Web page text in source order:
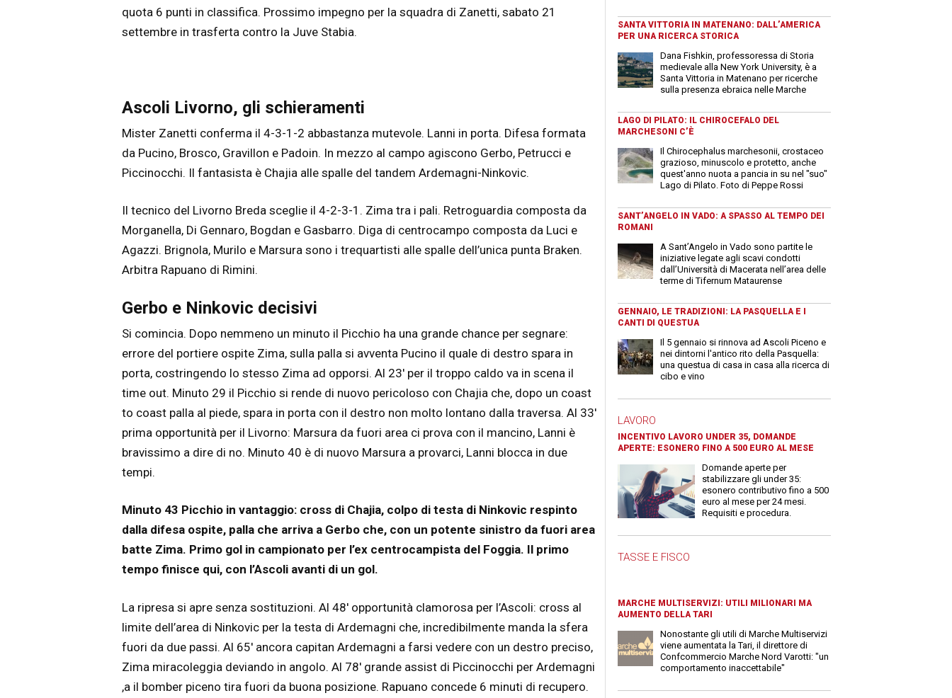
quota 6 punti in classifica. Prossimo impegno per la squadra di Zanetti, sabato 21
settembre in trasferta contro la Juve Stabia.
Ascoli Livorno, gli schieramenti
Mister Zanetti conferma il 4-3-1-2 abbastanza mutevole. Lanni in porta. Difesa formata
da Pucino, Brosco, Gravillon e Padoin. In mezzo al campo agiscono Gerbo, Petrucci e
Piccinocchi. Il fantasista è Chajia alle spalle del tandem Ardemagni-Ninkovic.
Il tecnico del Livorno Breda sceglie il 4-2-3-1. Zima tra i pali. Retroguardia composta da
Morganella, Di Gennaro, Bogdan e Gasbarro. Diga di centrocampo composta da Luci e
Agazzi. Brignola, Murilo e Marsura sono i trequartisti alle spalle dell’unica punta Braken.
Arbitra Rapuano di Rimini.
Gerbo e Ninkovic decisivi
Si comincia. Dopo nemmeno un minuto il Picchio ha una grande chance per segnare:
errore del portiere ospite Zima, sulla palla si avventa Pucino il quale di destro spara in
porta, costringendo lo stesso Zima ad opporsi. Al 23′ per il troppo caldo va in scena il
time out. Minuto 29 il Picchio si rende di nuovo pericoloso con Chajia che, dopo un coast
to coast palla al piede, spara in porta con il destro non molto lontano dalla traversa. Al 33′
prima opportunità per il Livorno: Marsura da fuori area ci prova con il mancino, Lanni è
bravissimo a dire di no. Minuto 40 è di nuovo Marsura a provarci, Lanni blocca in due
tempi.
Minuto 43 Picchio in vantaggio: cross di Chajia, colpo di testa di Ninkovic respinto
dalla difesa ospite, palla che arriva a Gerbo che, con un potente sinistro da fuori area
batte Zima. Primo gol in campionato per l’ex centrocampista del Foggia. Il primo
tempo finisce qui, con l’Ascoli avanti di un gol.
La ripresa si apre senza sostituzioni. Al 48′ opportunità clamorosa per l’Ascoli: cross al
limite dell’area di Ninkovic per la testa di Ardemagni che, incredibilmente manda la sfera
fuori da due passi. Al 65′ ancora capitan Ardemagni a farsi vedere con un destro preciso,
Zima miracoleggia deviando in angolo. Al 78′ grande assist di Piccinocchi per Ardemagni
,a il bomber piceno tira fuori da buona posizione. Rapuano concede 6 minuti di recupero.
SANTA VITTORIA IN MATENANO: DALL’AMERICA
PER UNA RICERCA STORICA
Dana Fishkin, professoressa di Storia
medievale alla New York University, è a
Santa Vittoria in Matenano per ricerche
sulla presenza ebraica nelle Marche
LAGO DI PILATO: IL CHIROCEFALO DEL
MARCHESONI C’È
Il Chirocephalus marchesonii, crostaceo
grazioso, minuscolo e protetto, anche
quest'anno nuota a pancia in su nel "suo"
Lago di Pilato. Foto di Peppe Rossi
SANT’ANGELO IN VADO: A SPASSO AL TEMPO DEI
ROMANI
A Sant’Angelo in Vado sono partite le
iniziative legate agli scavi condotti
dall’Università di Macerata nell’area delle
terme di Tifernum Mataurense
GENNAIO, LE TRADIZIONI: LA PASQUELLA E I
CANTI DI QUESTUA
Il 5 gennaio si rinnova ad Ascoli Piceno e
nei dintorni l'antico rito della Pasquella:
una questua di casa in casa alla ricerca di
cibo e vino
LAVORO
INCENTIVO LAVORO UNDER 35, DOMANDE
APERTE: ESONERO FINO A 500 EURO AL MESE
Domande aperte per
stabilizzare gli under 35:
esonero contributivo fino a 500
euro al mese per 24 mesi.
Requisiti e procedura.
TASSE E FISCO
MARCHE MULTISERVIZI: UTILI MILIONARI MA
AUMENTO DELLA TARI
Nonostante gli utili di Marche Multiservizi
viene aumentata la Tari, il direttore di
Confcommercio Marche Nord Varotti: "un
comportamento inaccettabile"